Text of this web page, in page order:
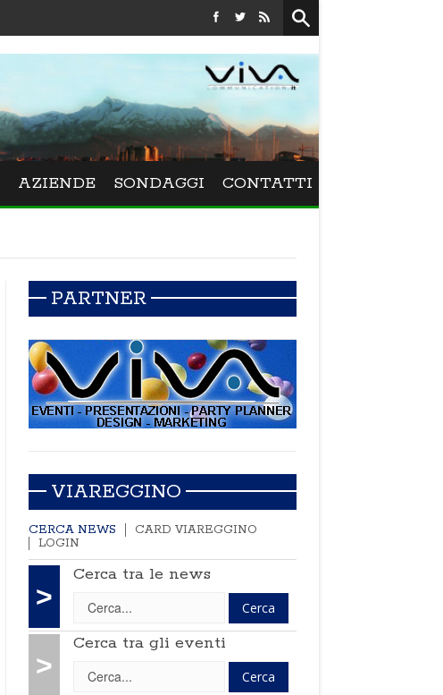
Festival La Versiliana - Maurizio Schweizer
AZIENDE SONDAGGI CONTATTI
PARTNER
VIAREGGINO
CERCA NEWS
CARD VIAREGGINO
LOGIN
>
Cerca tra le news
>
Cerca tra gli eventi